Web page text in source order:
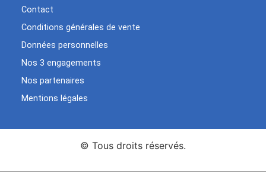
Contact
Conditions générales de vente
Données personnelles
Nos 3 engagements
Nos partenaires
Mentions légales
© Tous droits réservés.